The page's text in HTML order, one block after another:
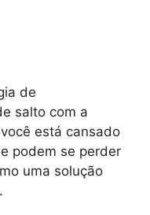
de
salto com a
está cansado
podem se perder
uma solução